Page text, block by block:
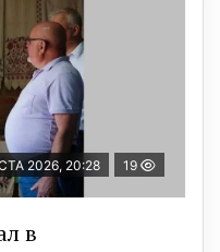
2026, 20:28 19
в